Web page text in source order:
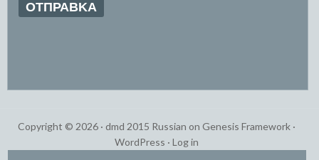
Copyright © 2026 · dmd 2015 Russian on Genesis Framework ·
WordPress · Log in